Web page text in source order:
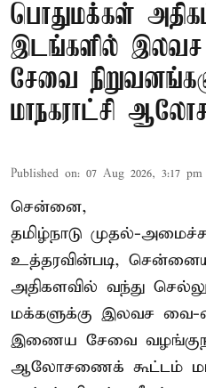
பொதுமக்கள்
இடங்களில்
சேவை
மாநகராட்சி
Published on: 07 Aug 2026, 3:17 pm
சென்னை,
தமிழ்நாடு முதல்-
உத்தரவின்படி,
அதிகளவில் வந்து
மக்களுக்கு இலவச வை-
இணைய சேவை
ஆலோசணைக் கூட்டம்